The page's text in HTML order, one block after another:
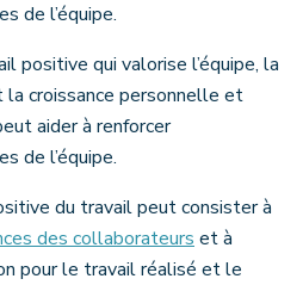
de l’équipe.
positive qui valorise l’équipe, la
croissance personnelle et
aider à renforcer
de l’équipe.
du travail peut consister à
des collaborateurs et à
pour le travail réalisé et le